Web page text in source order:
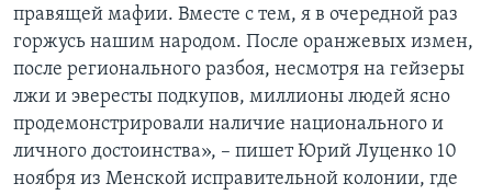
правящей мафии. Вместе с тем, я в очередной раз
горжусь нашим народом. После оранжевых измен,
после регионального разбоя, несмотря на гейзеры
лжи и эвересты подкупов, миллионы людей ясно
продемонстрировали наличие национального и
личного достоинства», – пишет Юрий Луценко 10
ноября из Менской исправительной колонии, где